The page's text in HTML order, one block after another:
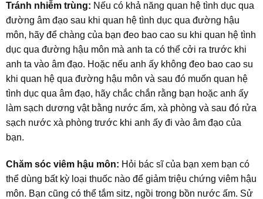
Tránh nhiễm trùng: Nếu có khả năng quan hệ tình dục qua
đường âm đạo sau khi quan hệ tình dục qua đường hậu
môn, hãy để chàng của bạn đeo bao cao su khi quan hệ tình
dục qua đường hậu môn mà anh ta có thể cởi ra trước khi
anh ta vào âm đạo. Hoặc nếu anh ấy không đeo bao cao su
khi quan hệ qua đường hậu môn và sau đó muốn quan hệ
tình dục qua âm đạo, hãy chắc chắn rằng bạn hoặc anh ấy
làm sạch dương vật bằng nước ấm, xà phòng và sau đó rửa
sạch nước xà phòng trước khi anh ấy đi vào âm đạo của
bạn.
Chăm sóc viêm hậu môn: Hỏi bác sĩ của bạn xem bạn có
thể dùng bất kỳ loại thuốc nào để giảm triệu chứng viêm hậu
môn. Bạn cũng có thể tắm sitz, ngồi trong bồn nước ấm. Sử